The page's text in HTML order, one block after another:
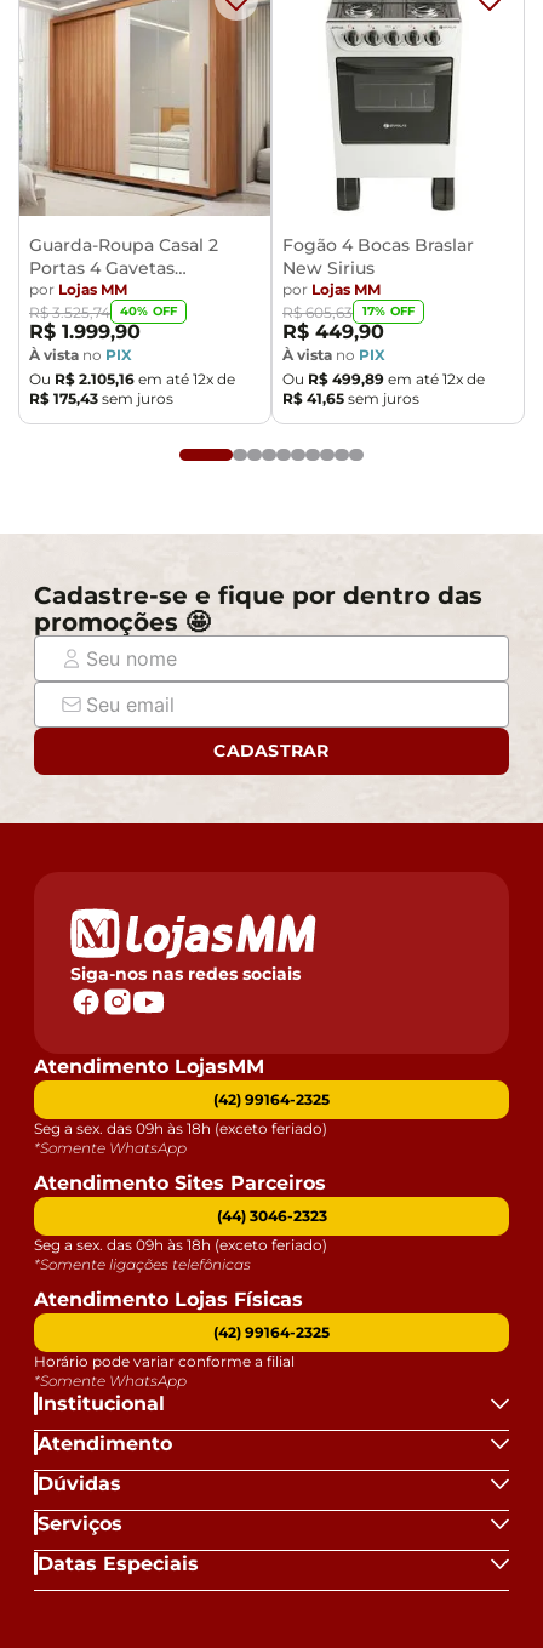
Guarda-Roupa Casal 2
Portas 4 Gavetas
Caemmun Moviment
por Lojas MM
R$ 3.525,74 40% OFF
R$ 1.999,90
À vista no PIX
Ou R$ 2.105,16 em até 12x de
R$ 175,43 sem juros
Fogão 4 Bocas Braslar
New Sirius
por Lojas MM
R$ 605,63 17% OFF
R$ 449,90
À vista no PIX
Ou R$ 499,89 em até 12x de
R$ 41,65 sem juros
Cadastre-se e fique por dentro das
promoções 🤩
CADASTRAR
Siga-nos nas redes sociais
Institucional
Atendimento
Dúvidas
Serviços
Datas Especiais
Atendimento LojasMM
(42) 99164-2325
Seg a sex. das 09h às 18h (exceto feriado)
*Somente WhatsApp
Atendimento Sites Parceiros
(44) 3046-2323
Seg a sex. das 09h às 18h (exceto feriado)
*Somente ligações telefônicas
Atendimento Lojas Físicas
(42) 99164-2325
Horário pode variar conforme a filial
*Somente WhatsApp